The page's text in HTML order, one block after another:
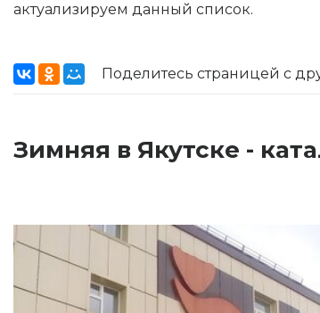
актуализируем данный список.
Поделитесь страницей с
Зимняя в Якутске -